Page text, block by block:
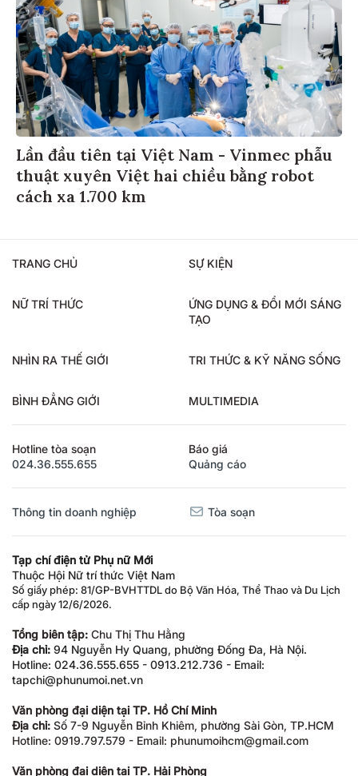
Lần đầu tiên tại Việt Nam - Vinmec phẫu
thuật xuyên Việt hai chiều bằng robot
cách xa 1.700 km
TRANG CHỦ SỰ KIỆN
NỮ TRÍ THỨC
ỨNG DỤNG & ĐỔI MỚI SÁNG
TẠO
NHÌN RA THẾ GIỚI TRI THỨC & KỸ NĂNG SỐNG
BÌNH ĐẲNG GIỚI MULTIMEDIA
Hotline tòa soạn
024.36.555.655
Báo giá
Quảng cáo
Thông tin doanh nghiệp Tòa soạn
Tạp chí điện tử Phụ nữ Mới
Thuộc Hội Nữ trí thức Việt Nam
Số giấy phép: 81/GP-BVHTTDL do Bộ Văn Hóa, Thể Thao và Du Lịch
cấp ngày 12/6/2026.
Tổng biên tập: Chu Thị Thu Hằng
Địa chỉ: 94 Nguyễn Hy Quang, phường Đống Đa, Hà Nội.
Hotline: 024.36.555.655 - 0913.212.736 - Email:
tapchi@phunumoi.net.vn
Văn phòng đại diện tại TP. Hồ Chí Minh
Địa chỉ: Số 7-9 Nguyễn Bỉnh Khiêm, phường Sài Gòn, TP.HCM
Hotline: 0919.797.579 - Email: phunumoihcm@gmail.com
Văn phòng đại diện tại TP. Hải Phòng